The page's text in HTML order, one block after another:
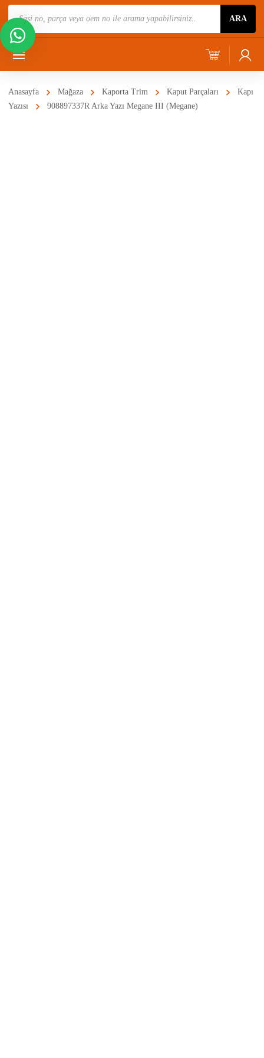
Ara
ARA
Anasayfa Mağaza Kaporta Trim Kaput Parçaları
Kapı
Yazısı
908897337R Arka Yazı Megane III (Megane)